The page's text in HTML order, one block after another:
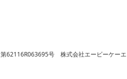
62116R063695号 株式会社エービーケーエ